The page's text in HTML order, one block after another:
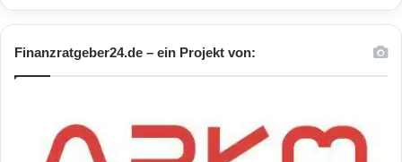
Finanzratgeber24.de – ein Projekt von: